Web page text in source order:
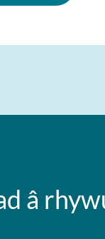
â